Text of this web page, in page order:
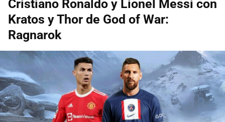
Cristiano Ronaldo y Lionel Messi con
Kratos y Thor de God of War:
Ragnarok